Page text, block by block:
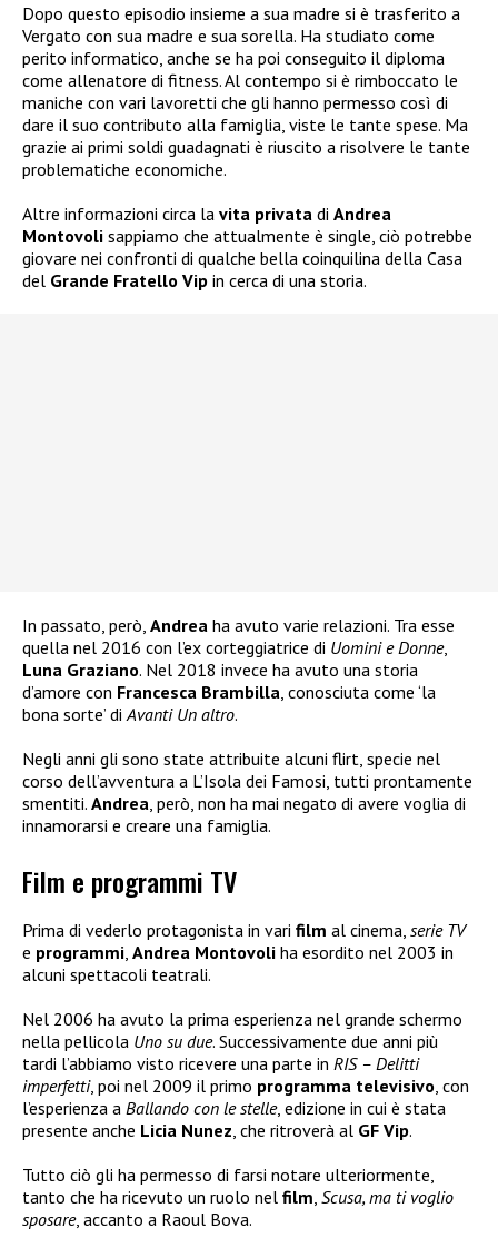
Dopo questo episodio insieme a sua madre si è trasferito a
Vergato con sua madre e sua sorella. Ha studiato come
perito informatico, anche se ha poi conseguito il diploma
come allenatore di fitness. Al contempo si è rimboccato le
maniche con vari lavoretti che gli hanno permesso così di
dare il suo contributo alla famiglia, viste le tante spese. Ma
grazie ai primi soldi guadagnati è riuscito a risolvere le tante
problematiche economiche.
Altre informazioni circa la vita privata di Andrea
Montovoli sappiamo che attualmente è single, ciò potrebbe
giovare nei confronti di qualche bella coinquilina della Casa
del Grande Fratello Vip in cerca di una storia.
In passato, però, Andrea ha avuto varie relazioni. Tra esse
quella nel 2016 con l’ex corteggiatrice di Uomini e Donne,
Luna Graziano. Nel 2018 invece ha avuto una storia
d’amore con Francesca Brambilla , conosciuta come ‘la
bona sorte’ di Avanti Un altro.
Negli anni gli sono state attribuite alcuni flirt, specie nel
corso dell’avventura a L’Isola dei Famosi, tutti prontamente
smentiti. Andrea , però, non ha mai negato di avere voglia di
innamorarsi e creare una famiglia.
Film e programmi TV
Prima di vederlo protagonista in vari film al cinema, serie TV
e programmi, Andrea Montovoli ha esordito nel 2003 in
alcuni spettacoli teatrali.
Nel 2006 ha avuto la prima esperienza nel grande schermo
nella pellicola Uno su due. Successivamente due anni più
tardi l’abbiamo visto ricevere una parte in RIS – Delitti
imperfetti, poi nel 2009 il primo programma televisivo, con
l’esperienza a Ballando con le stelle, edizione in cui è stata
presente anche Licia Nunez, che ritroverà al GF Vip.
Tutto ciò gli ha permesso di farsi notare ulteriormente,
tanto che ha ricevuto un ruolo nel film, Scusa, ma ti voglio
sposare, accanto a Raoul Bova.